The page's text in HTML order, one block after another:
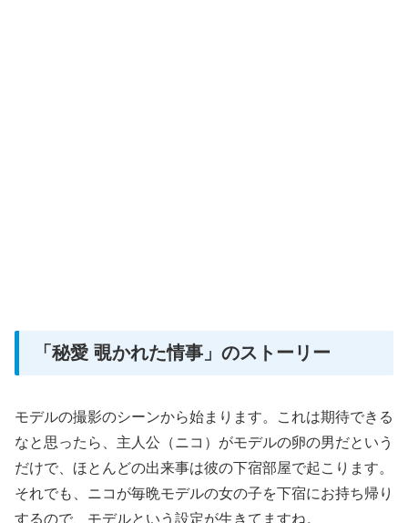
「秘愛 覗かれた情事」のストーリー
モデルの撮影のシーンから始まります。これは期待できる
なと思ったら、主人公（ニコ）がモデルの卵の男だという
だけで、ほとんどの出来事は彼の下宿部屋で起こります。
それでも、ニコが毎晩モデルの女の子を下宿にお持ち帰り
するので、モデルという設定が生きてますね。